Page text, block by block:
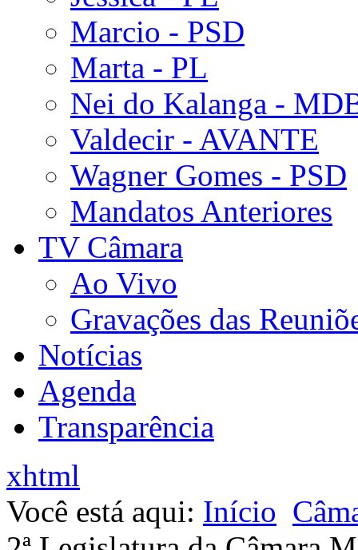
Marcio - PSD
Marta - PL
Nei do Kalanga -
Valdecir - AVANTE
Wagner Gomes - PSD
Mandatos Anteriores
TV Câmara
Ao Vivo
Gravações das
Notícias
Agenda
Transparência
xhtml
Você está aqui: Início